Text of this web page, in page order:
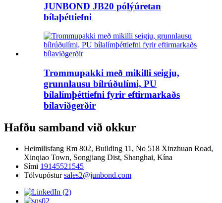
JUNBOND JB20 pólýúretan
bílaþéttiefni
Trommupakki með mikilli seigju,
grunnlausu bílrúðulími, PU
bílalímþéttiefni fyrir eftirmarkaðs
bílaviðgerðir
Hafðu samband við okkur
Heimilisfang Rm 802, Building 11, No 518 Xinzhuan Road,
Xinqiao Town, Songjiang Dist, Shanghai, Kína
Sími 19145521545
Tölvupóstur sales2@junbond.com